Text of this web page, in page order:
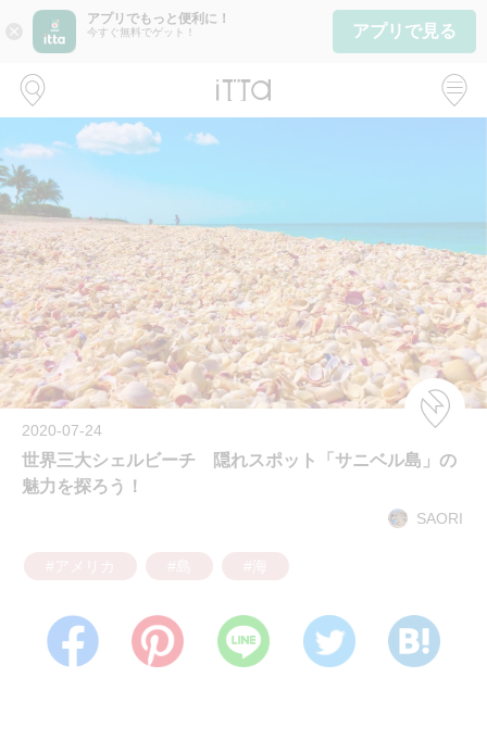
close
アプリでもっと便利に！
今すぐ無料でゲット！ アプリで見る
2020-07-24
世界三大シェルビーチ 隠れスポット「サニベル島」の
魅力を探ろう！
SAORI